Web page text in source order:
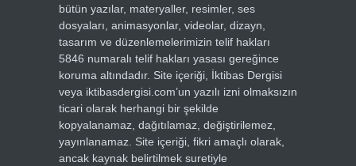
bütün yazılar, materyaller, resimler, ses
dosyaları, animasyonlar, videolar, dizayn,
tasarım ve düzenlemelerimizin telif hakları
5846 numaralı telif hakları yasası gereğince
koruma altındadır. Site içeriği, İktibas Dergisi
veya iktibasdergisi.com’un yazılı izni olmaksızın
ticari olarak herhangi bir şekilde
kopyalanamaz, dağıtılamaz, değiştirilemez,
yayınlanamaz. Site içeriği, fikri amaçlı olarak,
ancak kaynak belirtilmek suretiyle